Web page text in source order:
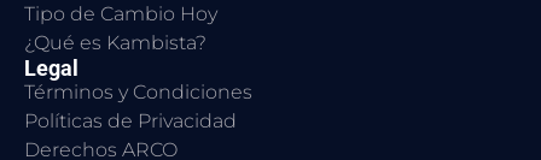
Tipo de Cambio Hoy
¿Qué es Kambista?
Legal
Términos y Condiciones
Políticas de Privacidad
Derechos ARCO